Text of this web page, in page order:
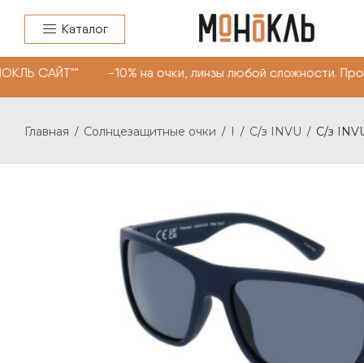
Каталог
-10% на очки, линзы любой
Главная / Солнцезащитные очки / I / С/з INVU / С/з